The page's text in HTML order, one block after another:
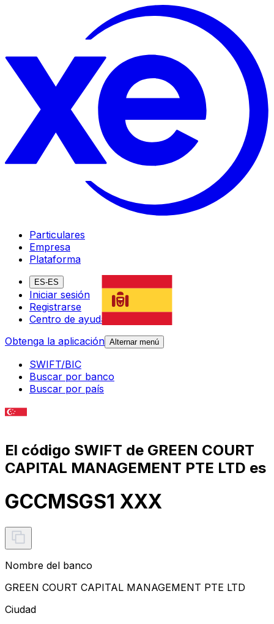
Particulares
Empresa
Plataforma
ES-ES
Iniciar sesión
Registrarse
Centro de ayuda
Obtenga la aplicación Alternar menú
SWIFT/BIC
Buscar por banco
Buscar por país
El código SWIFT de GREEN COURT
CAPITAL MANAGEMENT PTE LTD es
GCCMSGS1 XXX
Nombre del banco
GREEN COURT CAPITAL MANAGEMENT PTE LTD
Ciudad